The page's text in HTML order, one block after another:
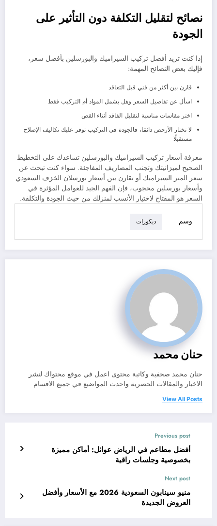
نصائح لتقليل التكلفة دون التأثير على
الجودة
إذا كنت تريد أفضل تركيب السيراميك والبورسلين بأفضل سعر،
فإليك بعض النصائح المهمة:
قارن بين أكثر من فني قبل التعاقد
اسأل عن تفاصيل السعر وهل يشمل المواد أم التركيب فقط
اختر مقاسات مناسبة لتقليل الفاقد أثناء القص
لا تختار الأرخص دائمًا، فالجودة في التركيب توفر عليك تكاليف الإصلاح
مستقبلًا
معرفة أسعار تركيب السيراميك والبورسلين تساعدك على التخطيط
الصحيح لميزانيتك وتجنب المصاريف المفاجئة. سواء كنت تبحث عن
سعر المتر السيراميك أو تقارن بين أسعار بورسلان الخزف السعودي
وأسعار بورسلين محجوب، فإن الفهم الجيد للعوامل المؤثرة في
السعر هو المفتاح لاختيار الأنسب لمنزلك من حيث الجودة والتكلفة.
وسم ديكورات
حنان محمد
حنان محمد صحفية وكاتبة محتوى اعمل في موقع محتواك لنشر
الاخبار والمقالات الحصرية واحدث المواضيع في جميع الاقسام
View All Posts
Previous post
أفضل مطاعم في الرياض عوائل: أماكن مميزة
بخصوصية وجلسات راقية
Next post
منيو سينابون السعودية 2026 مع الأسعار وأفضل
العروض الجديدة